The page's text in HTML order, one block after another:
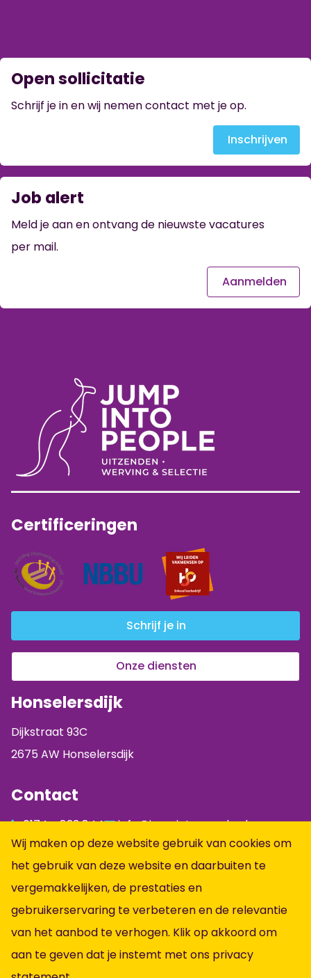
Open sollicitatie
Schrijf je in en wij nemen contact met je op.
Inschrijven
Job alert
Meld je aan en ontvang de nieuwste vacatures
per mail.
Aanmelden
Certificeringen
Schrijf je in
Onze diensten
Honselersdijk
Dijkstraat 93C
2675 AW Honselersdijk
Contact
0174 - 833 844
info@jumpintopeople.nl
Facebook
Instagram
LinkedIn
Informatie
Alle vacatures
Wij maken op deze website gebruik van cookies om
het gebruik van deze website en daarbuiten te
vergemakkelijken, de prestaties en
gebruikerservaring te verbeteren en de relevantie
van het aanbod te verhogen. Klik op akkoord om
aan te geven dat je instemt met ons privacy